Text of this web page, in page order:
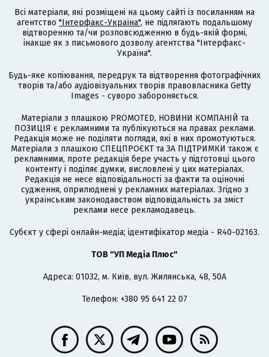
Всі матеріали, які розміщені на цьому сайті із посиланням на
агентство "Інтерфакс-Україна", не підлягають подальшому
відтворенню та/чи розповсюдженню в будь-якій формі,
інакше як з письмового дозволу агентства "Інтерфакс-
Україна".
Будь-яке копіювання, передрук та відтворення фотографічних
творів та/або аудіовізуальних творів правовласника Getty
Images - суворо забороняється.
Матеріали з плашкою PROMOTED, НОВИНИ КОМПАНІЙ та
ПОЗИЦІЯ є рекламними та публікуються на правах реклами.
Редакція може не поділяти погляди, які в них промотуються.
Матеріали з плашкою СПЕЦПРОЄКТ та ЗА ПІДТРИМКИ також є
рекламними, проте редакція бере участь у підготовці цього
контенту і поділяє думки, висловлені у цих матеріалах.
Редакція не несе відповідальності за факти та оціночні
судження, оприлюднені у рекламних матеріалах. Згідно з
українським законодавством відповідальність за зміст
реклами несе рекламодавець.
Cубєкт у сфері онлайн-медіа; ідентифікатор медіа - R40-02163.
ТОВ "УП Медіа Плюс"
Адреса: 01032, м. Київ, вул. Жилянська, 48, 50А
Телефон: +380 95 641 22 07